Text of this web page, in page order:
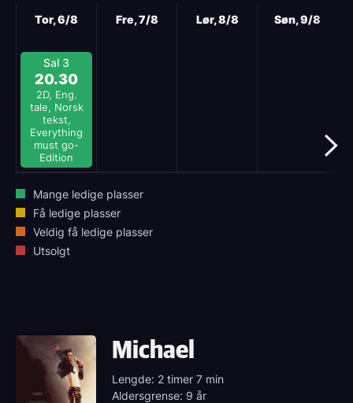
Tor, 6/8
Sal 3
20.30
2D, Eng.
tale, Norsk
tekst,
Everything
must go-
Edition
Fre, 7/8 Lør, 8/8 Søn, 9/8
Mange ledige plasser
Få ledige plasser
Veldig få ledige plasser
Utsolgt
Michael
Lengde: 2 timer 7 min
Aldersgrense: 9 år